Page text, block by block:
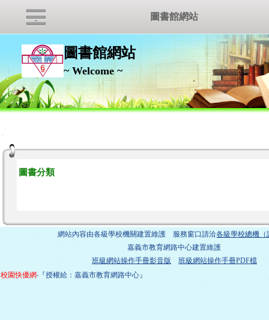
圖書館網站
~ Welcome ~
:::
圖書分類
網站內容由各級學校機關建置維護 服務窗口請洽各級學校總機（
嘉義市教育網路中心建置維護
班級網站操作手冊影音版
班級網站操作手冊PDF檔
校園快優網‧『授權給：嘉義市教育網路中心』
圖書館網站